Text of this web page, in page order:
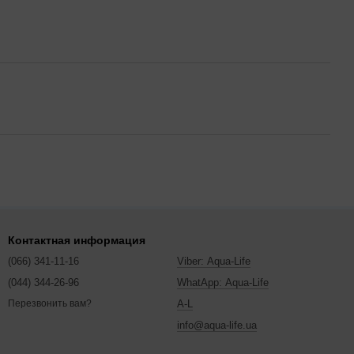
Контактная информация
(066) 341-11-16
(044) 344-26-96
Перезвонить вам?
Viber: Aqua-Life
WhatApp: Aqua-Life
A-L
info@aqua-life.ua